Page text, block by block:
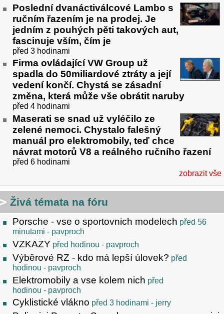
Poslední dvanáctiválcové Lambo s
ručním řazením je na prodej. Je
jedním z pouhých pěti takových aut,
fascinuje vším, čím je
před 3 hodinami
Firma ovládající VW Group už
spadla do 50miliardové ztráty a její
vedení končí. Chystá se zásadní
změna, která může vše obrátit naruby
před 4 hodinami
Maserati se snad už vyléčilo ze
zelené nemoci. Chystalo falešný
manuál pro elektromobily, teď chce
návrat motorů V8 a reálného ručního řazení
před 6 hodinami
zobrazit vše
Živá témata na fóru
Porsche - vse o sportovnich modelech před 56
minutami - pavproch
VZKAZY před hodinou - pavproch
Výběrové RZ - kdo má lepší úlovek? před
hodinou - pavproch
Elektromobily a vse kolem nich před
hodinou - pavproch
Cyklistické vlákno před 3 hodinami - jerry